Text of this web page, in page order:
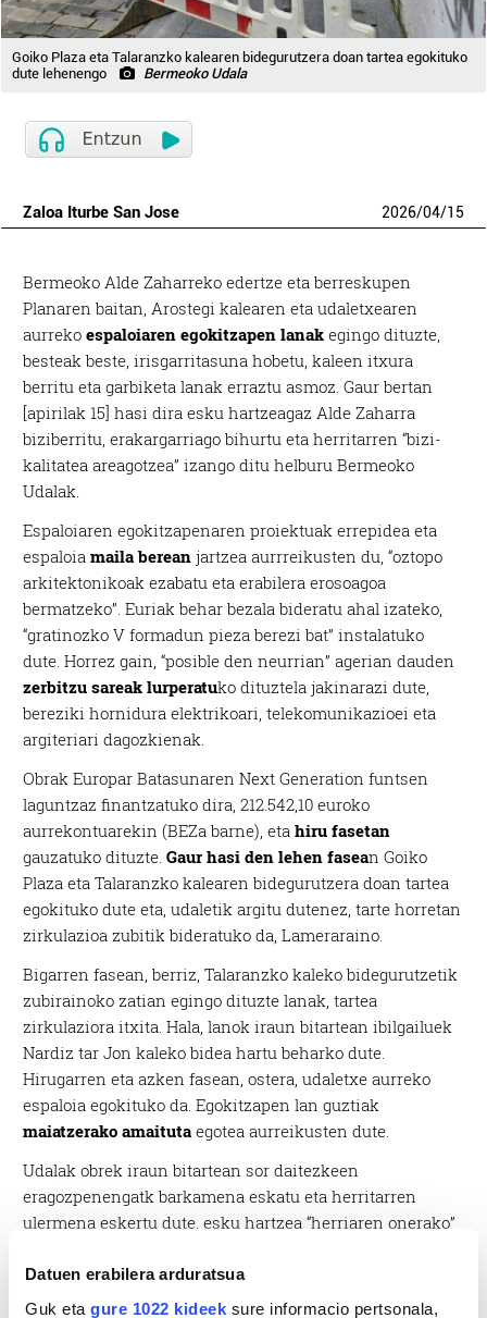
Datuen erabilera arduratsua
Guk eta gure 1022 kideek sure informacio pertsonala,
Goiko Plaza eta Talaranzko kalearen bidegurutzera doan tartea egokituko
dute lehenengo
Bermeoko Udala
Zaloa Iturbe San Jose 2026/04/15
Bermeoko Alde Zaharreko edertze eta berreskupen
Planaren baitan, Arostegi kalearen eta udaletxearen
aurrekoespaloiaren egokitzapen lanak egingo dituzte,
besteak beste, irisgarritasuna hobetu, kaleen itxura
berritu eta garbiketa lanak erraztu asmoz. Gaur bertan
[apirilak 15] hasi dira esku hartzeagaz Alde Zaharra
biziberritu, erakargarriago bihurtu eta herritarren “bizi-
kalitatea areagotzea” izango ditu helburu Bermeoko
Udalak.
Espaloiaren egokitzapenaren proiektuak errepidea eta
espaloiamaila berean jartzea aurrreikusten du, “oztopo
arkitektonikoak ezabatu eta erabilera erosoagoa
bermatzeko”. Euriak behar bezala bideratu ahal izateko,
“gratinozko V formadun pieza berezi bat” instalatuko
dute. Horrez gain, “posible den neurrian” agerian dauden
zerbitzu sareak lurperatuko dituztela jakinarazi dute,
bereziki hornidura elektrikoari, telekomunikazioei eta
argiteriari dagozkienak.
Obrak Europar Batasunaren Next Generation funtsen
laguntzaz finantzatuko dira, 212.542,10 euroko
aurrekontuarekin (BEZa barne), eta hiru fasetan
gauzatuko dituzte.Gaur hasi den lehen fasean Goiko
Plaza eta Talaranzko kalearen bidegurutzera doan tartea
egokituko dute eta, udaletik argitu dutenez, tarte horretan
zirkulazioa zubitik bideratuko da, Lameraraino.
Bigarren fasean, berriz, Talaranzko kaleko bidegurutzetik
zubirainoko zatian egingo dituzte lanak, tartea
zirkulaziora itxita. Hala, lanok iraun bitartean ibilgailuek
Nardiz tar Jon kaleko bidea hartu beharko dute.
Hirugarren eta azken fasean, ostera, udaletxe aurreko
espaloia egokituko da. Egokitzapen lan guztiak
maiatzerako amaituta egotea aurreikusten dute.
Udalak obrek iraun bitartean sor daitezkeen
eragozpenengatk barkamena eskatu eta herritarren
ulermena eskertu dute, esku hartzea “herriaren onerako”